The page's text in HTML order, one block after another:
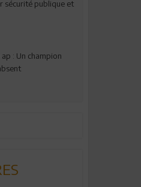
sécurité publique et
: Un champion